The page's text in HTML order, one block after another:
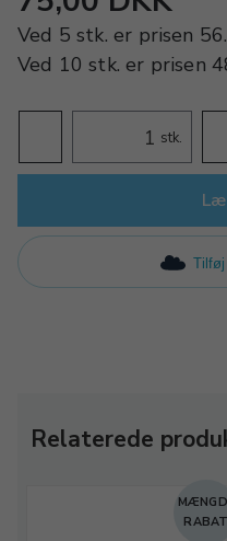
Ved 5 stk. er prisen
Ved 10 stk. er prisen
stk.
Relaterede
RABAT